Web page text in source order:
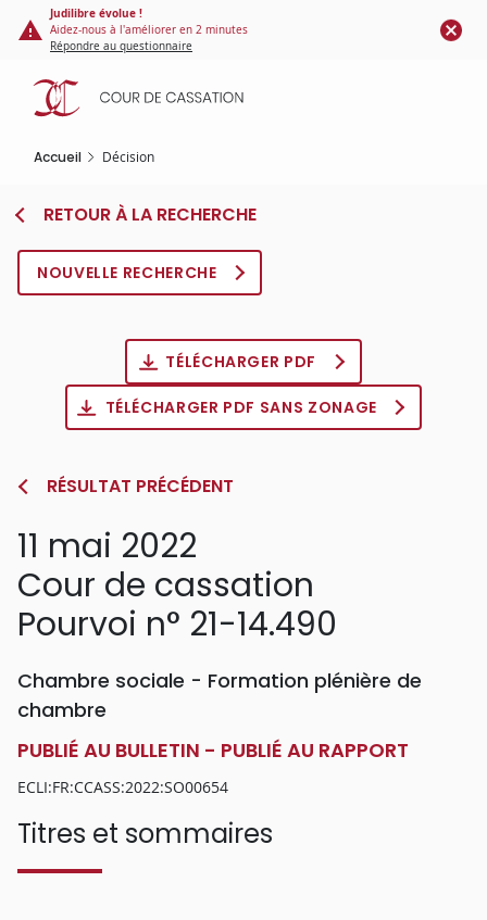
Panneau de gestion des cookies
contenu
principal
Judilibre évolue !
Aidez-nous à l'améliorer en 2 minutes
Répondre au questionnaire
Accueil Décision
RETOUR À LA RECHERCHE
NOUVELLE RECHERCHE
TÉLÉCHARGER PDF
TÉLÉCHARGER PDF SANS ZONAGE
RÉSULTAT PRÉCÉDENT
11 mai 2022
Cour de cassation
Pourvoi n° 21-14.490
Chambre sociale - Formation plénière de
chambre
PUBLIÉ AU BULLETIN - PUBLIÉ AU RAPPORT
ECLI:FR:CCASS:2022:SO00654
Titres et sommaires